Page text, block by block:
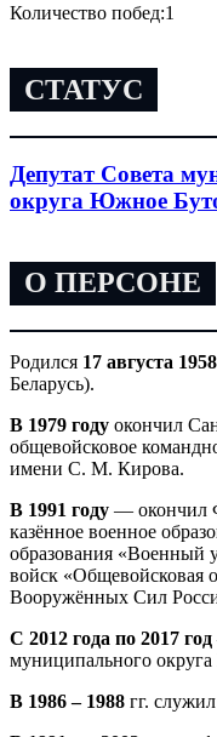
Количество побед:1
СТАТУС
Депутат Совета
округа Южное
О ПЕРСОНЕ
Родился 17 августа 1958
Беларусь).
В 1979 году окончил
общевойсковое
имени С. М. Кирова.
В 1991 году — окончил
казённое военное
образования «Военный
войск «Общевойсковая
Вооружённых Сил
С 2012 года по 2017 год
муниципального
В 1986 – 1988 гг.